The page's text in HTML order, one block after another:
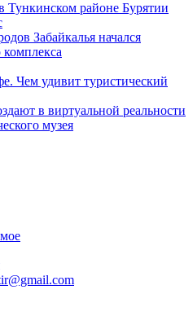
Тункинском районе Бурятии
Забайкалья начался
комплекса
Чем удивит туристический
в виртуальной реальности
музея